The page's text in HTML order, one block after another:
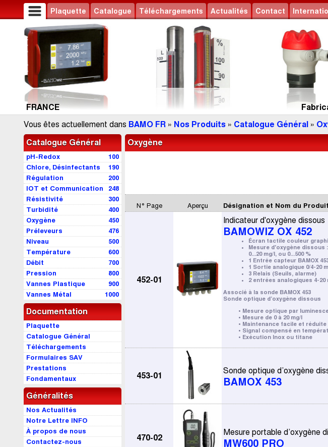
Plaquette Catalogue Téléchargements Actualités Contact
FRANCE
Vous êtes actuellement dans BAMO FR » Nos Produits » Catalogue Général »
Catalogue Général
100
pH-Redox
190
Chlore, Désinfectants
200
Régulation
248
IOT et Communication
300
Résistivité
400
Turbidité
450
Oxygène
476
Préleveurs
500
Niveau
600
Température
700
Débit
800
Pression
900
Vannes Plastique
1000
Vannes Métal
Documentation
Plaquette
Catalogue Général
Téléchargements
Formulaires SAV
Prestations
Fondamentaux
Généralités
Nos Actualités
Notre Lettre INFO
À propos de nous
Contactez-nous
Oxygène
N° Page Aperçu Désignation et Nom du Produit
452-01
Indicateur d'oxygène dissous
BAMOWIZ OX 452
Écran tactile couleur
Mesure d'oxygène dissous :
0...20 mg/l, ou 0...500 %
1 Entrée capteur BAMOX
1 Sortie analogique 0/4-20
3 Relais (Seuils, alarme)
2 entrées analogiques 4-20
Associé à la sonde BAMOX 453
Sonde optique d’oxygène dissous
• Mesure optique par
• Mesure de 0 à 20 mg/l
• Maintenance facile et réduite
• Signal compensé en
• Exécution Inox ou titane
453-01
Sonde optique d’oxygène
BAMOX 453
470-02
Mesure portable d’oxygène
MW600 PRO